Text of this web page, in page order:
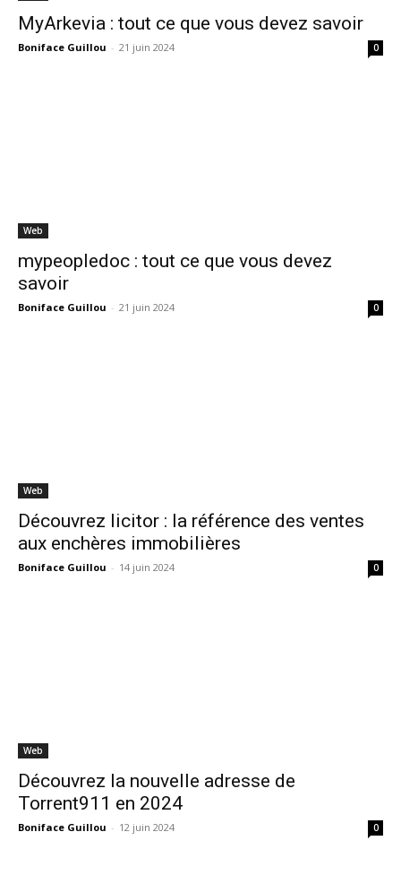
MyArkevia : tout ce que vous devez savoir
Boniface Guillou - 21 juin 2024 0
Web
mypeopledoc : tout ce que vous devez
savoir
Boniface Guillou - 21 juin 2024 0
Web
Découvrez licitor : la référence des ventes
aux enchères immobilières
Boniface Guillou - 14 juin 2024 0
Web
Découvrez la nouvelle adresse de
Torrent911 en 2024
Boniface Guillou - 12 juin 2024 0